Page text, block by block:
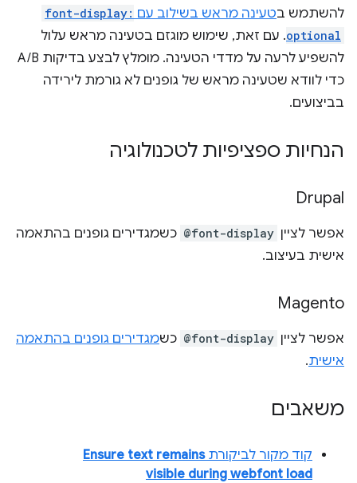
להשתמש בטעינה מראש בשילוב עם font-display:
optional. עם זאת, שימוש מוגזם בטעינה מראש עלול
להשפיע לרעה על מדדי הטעינה. מומלץ לבצע בדיקות A/B
כדי לוודא שטעינה מראש של גופנים לא גורמת לירידה
בביצועים.
הנחיות ספציפיות לטכנולוגיה
Drupal
אפשר לציין @font-display כשמגדירים גופנים בהתאמה
אישית בעיצוב.
Magento
אפשר לציין @font-display כשמגדירים גופנים בהתאמה
אישית.
משאבים
קוד מקור לביקורתEnsure text remains
visible during webfont load